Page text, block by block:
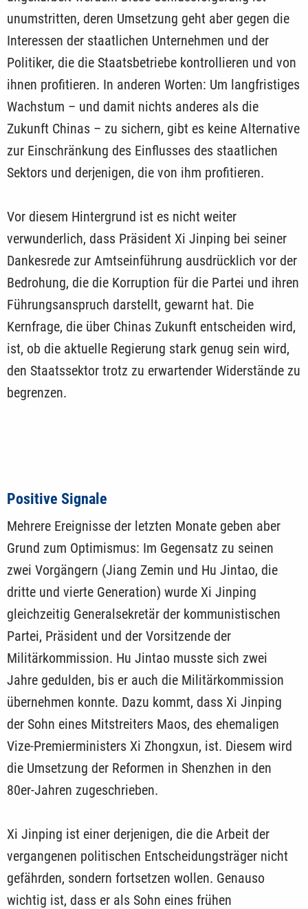
unumstritten, deren Umsetzung geht aber gegen die
Interessen der staatlichen Unternehmen und der
Politiker, die die Staatsbetriebe kontrollieren und von
ihnen profitieren. In anderen Worten: Um langfristiges
Wachstum – und damit nichts anderes als die
Zukunft Chinas – zu sichern, gibt es keine Alternative
zur Einschränkung des Einflusses des staatlichen
Sektors und derjenigen, die von ihm profitieren.
Vor diesem Hintergrund ist es nicht weiter
verwunderlich, dass Präsident Xi Jinping bei seiner
Dankesrede zur Amtseinführung ausdrücklich vor der
Bedrohung, die die Korruption für die Partei und ihren
Führungsanspruch darstellt, gewarnt hat. Die
Kernfrage, die über Chinas Zukunft entscheiden wird,
ist, ob die aktuelle Regierung stark genug sein wird,
den Staatssektor trotz zu erwartender Widerstände zu
begrenzen.
Positive Signale
Mehrere Ereignisse der letzten Monate geben aber
Grund zum Optimismus: Im Gegensatz zu seinen
zwei Vorgängern (Jiang Zemin und Hu Jintao, die
dritte und vierte Generation) wurde Xi Jinping
gleichzeitig Generalsekretär der kommunistischen
Partei, Präsident und der Vorsitzende der
Militärkommission. Hu Jintao musste sich zwei
Jahre gedulden, bis er auch die Militärkommission
übernehmen konnte. Dazu kommt, dass Xi Jinping
der Sohn eines Mitstreiters Maos, des ehe­maligen
Vize-Premierministers Xi Zhongxun, ist. Diesem wird
die Umsetzung der Reformen in Shenzhen in den
80er-Jahren zugeschrieben.
Xi Jinping ist einer derjenigen, die die Arbeit der
vergangenen politischen Entscheidungsträger nicht
gefährden, sondern fortsetzen wollen. Genauso
wichtig ist, dass er als Sohn eines frühen